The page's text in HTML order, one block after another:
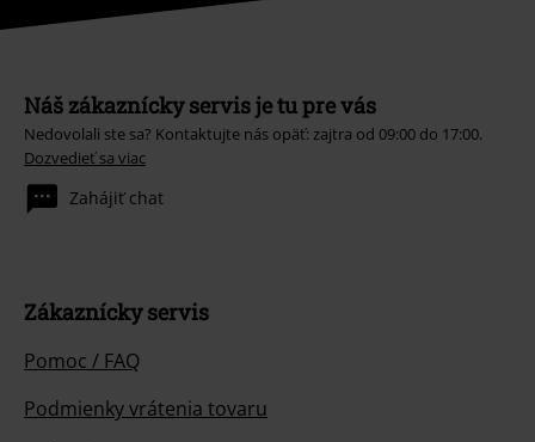
Náš zákaznícky servis je tu pre vás
Nedovolali ste sa? Kontaktujte nás opäť: zajtra od 09:00 do 17:00.
Dozvedieť sa viac
Zahájiť chat
Zákaznícky servis
Pomoc / FAQ
Podmienky vrátenia tovaru